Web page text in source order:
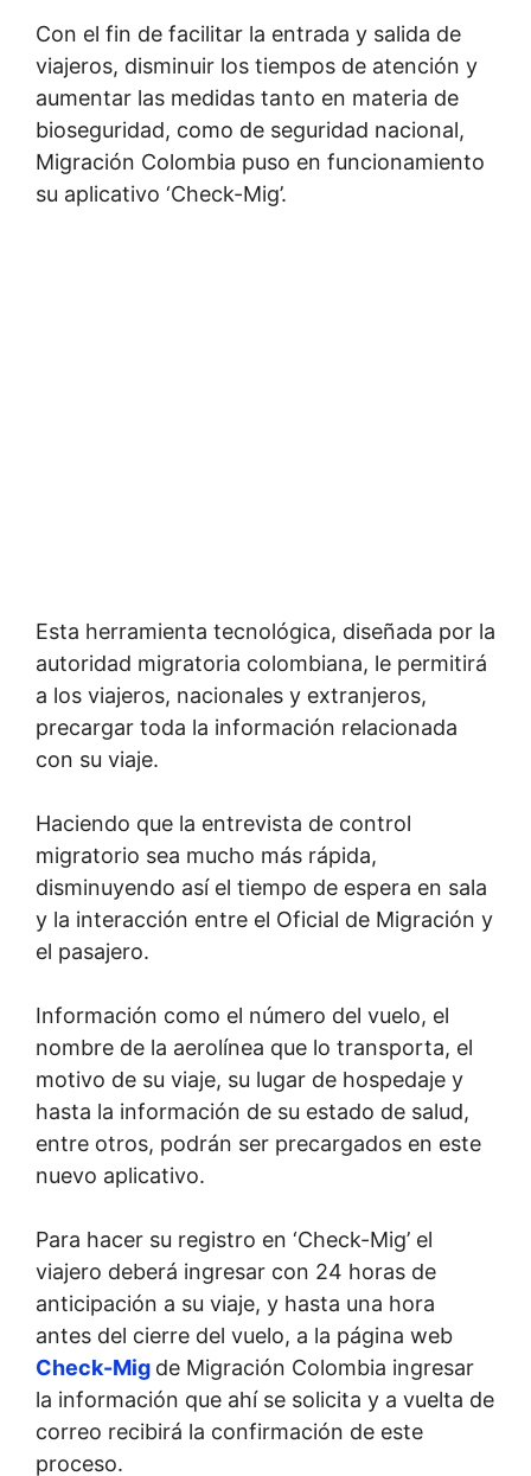
Con el fin de facilitar la entrada y salida de
viajeros, disminuir los tiempos de atención y
aumentar las medidas tanto en materia de
bioseguridad, como de seguridad nacional,
Migración Colombia puso en funcionamiento
su aplicativo ‘Check-Mig’.
Esta herramienta tecnológica, diseñada por la
autoridad migratoria colombiana, le permitirá
a los viajeros, nacionales y extranjeros,
precargar toda la información relacionada
con su viaje.
Haciendo que la entrevista de control
migratorio sea mucho más rápida,
disminuyendo así el tiempo de espera en sala
y la interacción entre el Oficial de Migración y
el pasajero.
Información como el número del vuelo, el
nombre de la aerolínea que lo transporta, el
motivo de su viaje, su lugar de hospedaje y
hasta la información de su estado de salud,
entre otros, podrán ser precargados en este
nuevo aplicativo.
Para hacer su registro en ‘Check-Mig’ el
viajero deberá ingresar con 24 horas de
anticipación a su viaje, y hasta una hora
antes del cierre del vuelo, a la página web
Check-Mig de Migración Colombia ingresar
la información que ahí se solicita y a vuelta de
correo recibirá la confirmación de este
proceso.